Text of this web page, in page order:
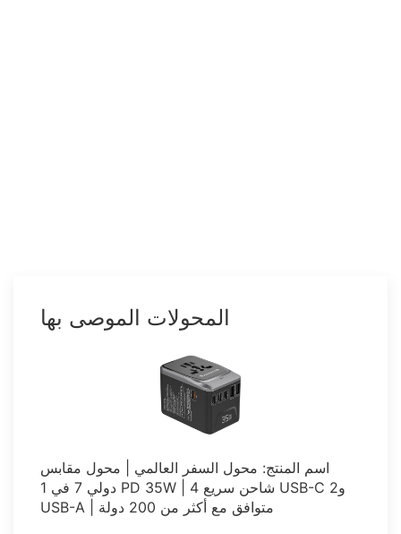
المحولات الموصى بها
اسم المنتج: محول السفر العالمي | محول مقابس
دولي 7 في 1 PD 35W | شاحن سريع 4 USB-C و2
USB-A | متوافق مع أكثر من 200 دولة